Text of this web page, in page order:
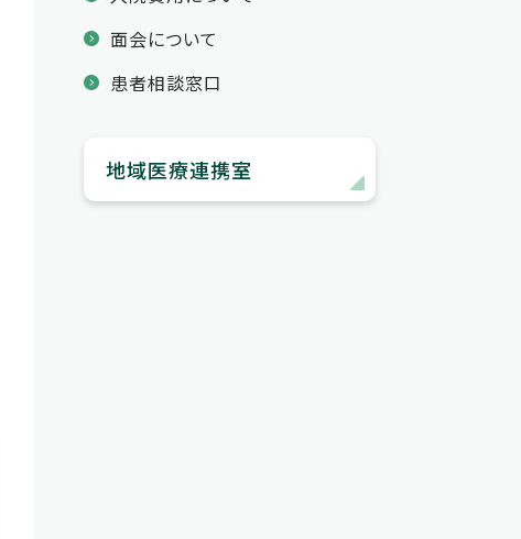
面会について
患者相談窓口
地域医療連携室